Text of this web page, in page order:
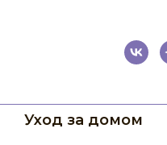
Уход за домом